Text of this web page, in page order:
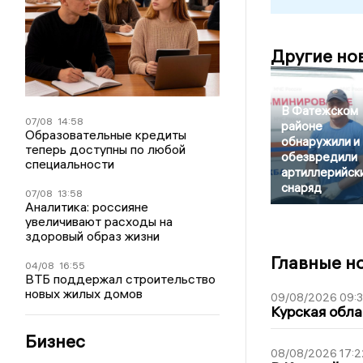
07/08 14:58
Образовательные кредиты
теперь доступны по любой
специальности
07/08 13:58
Аналитика: россияне
увеличивают расходы на
здоровый образ жизни
04/08 16:55
ВТБ поддержал строительство
новых жилых домов
Бизнес
Другие
В Фатежском
районе
обнаружили и
обезвредили
снаряд
Главные
09/08/2026
Курская
08/08/2026